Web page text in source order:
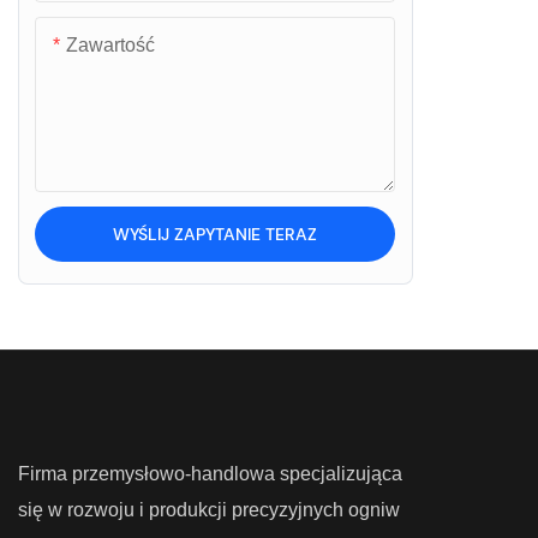
Skale wózków widłowych
Zawartość
WYŚLIJ ZAPYTANIE TERAZ
Firma przemysłowo-handlowa specjalizująca
się w rozwoju i produkcji precyzyjnych ogniw